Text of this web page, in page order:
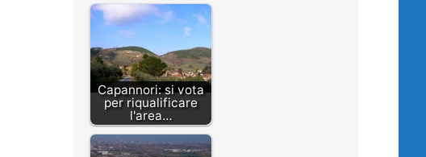
Capannori: si vota
per riqualificare
l'area…